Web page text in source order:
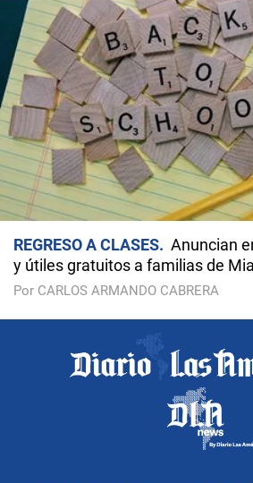
REGRESO A CLASES
Anuncian
y útiles gratuitos a familias de
Por CARLOS ARMANDO CABRERA